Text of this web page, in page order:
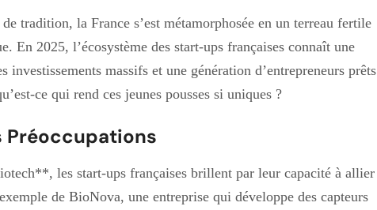
tradition, la France s’est métamorphosée en un terreau fertile
En 2025, l’écosystème des start-ups françaises connaît une
investissements massifs et une génération d’entrepreneurs prêts
ce qui rend ces jeunes pousses si uniques ?
Préoccupations
les start-ups françaises brillent par leur capacité à allier
de BioNova, une entreprise qui développe des capteurs